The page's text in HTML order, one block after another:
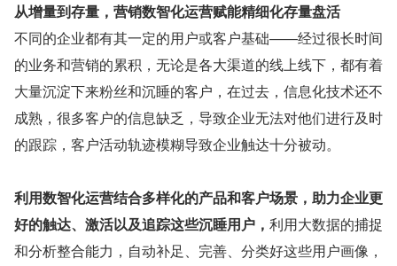
从增量到存量，营销数智化运营赋能精细化存量盘活
不同的企业都有其一定的用户或客户基础——经过很长时间
的业务和营销的累积，无论是各大渠道的线上线下，都有着
大量沉淀下来粉丝和沉睡的客户，在过去，信息化技术还不
成熟，很多客户的信息缺乏，导致企业无法对他们进行及时
的跟踪，客户活动轨迹模糊导致企业触达十分被动。
利用数智化运营结合多样化的产品和客户场景，助力企业更
好的触达、激活以及追踪这些沉睡用户， 利用大数据的捕捉
和分析整合能力，自动补足、完善、分类好这些用户画像，